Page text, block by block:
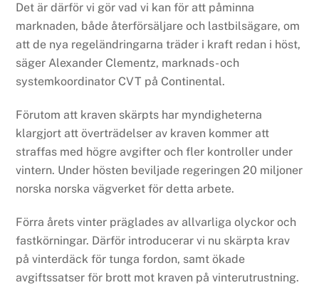
Det är därför vi gör vad vi kan för att påminna
marknaden, både återförsäljare och lastbilsägare, om
att de nya regeländringarna träder i kraft redan i höst,
säger Alexander Clementz, marknads- och
systemkoordinator CVT på Continental.
Förutom att kraven skärpts har myndigheterna
klargjort att överträdelser av kraven kommer att
straffas med högre avgifter och fler kontroller under
vintern. Under hösten beviljade regeringen 20 miljoner
norska norska vägverket för detta arbete.
Förra årets vinter präglades av allvarliga olyckor och
fastkörningar. Därför introducerar vi nu skärpta krav
på vinterdäck för tunga fordon, samt ökade
avgiftssatser för brott mot kraven på vinterutrustning.